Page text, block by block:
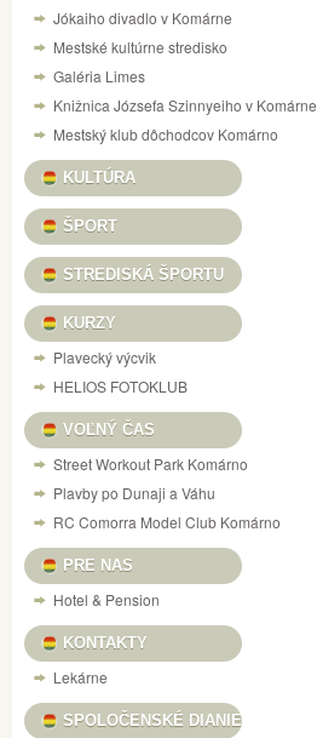
Jókaiho divadlo v Komárne
Mestské kultúrne stredisko
Galéria Limes
Knižnica Józsefa Szinnyeiho v Komárne
Mestský klub dôchodcov Komárno
KULTÚRA
ŠPORT
STREDISKÁ ŠPORTU
KURZY
Plavecký výcvik
HELIOS FOTOKLUB
VOĽNÝ ČAS
Street Workout Park Komárno
Plavby po Dunaji a Váhu
RC Comorra Model Club Komárno
PRE NAS
Hotel & Pension
KONTAKTY
Lekárne
SPOLOČENSKÉ DIANIE